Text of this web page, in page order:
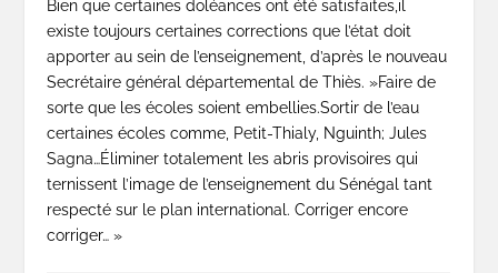
Bien que certaines doléances ont été satisfaites,il
existe toujours certaines corrections que l’état doit
apporter au sein de l’enseignement, d’après le nouveau
Secrétaire général départemental de Thiès. »Faire de
sorte que les écoles soient embellies.Sortir de l’eau
certaines écoles comme, Petit-Thialy, Nguinth; Jules
Sagna…Éliminer totalement les abris provisoires qui
ternissent l’image de l’enseignement du Sénégal tant
respecté sur le plan international. Corriger encore
corriger… »